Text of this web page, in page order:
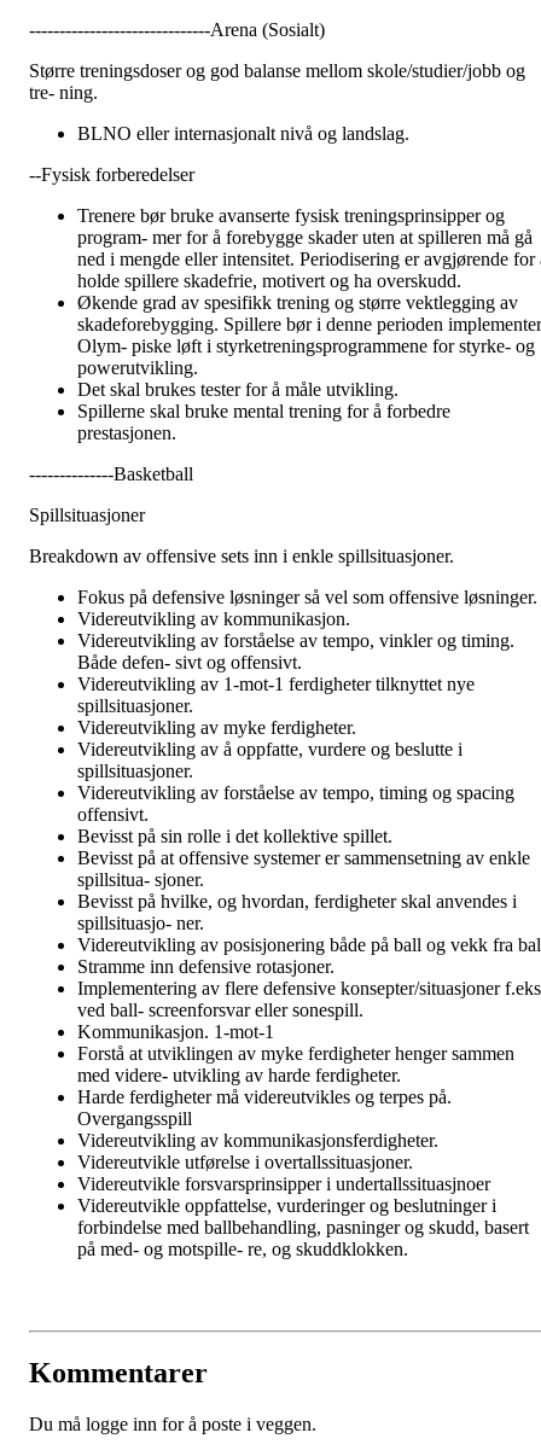
------------------------------Arena (Sosialt)
Større treningsdoser og god balanse mellom skole/studier/jobb og
tre- ning.
BLNO eller internasjonalt nivå og landslag.
--Fysisk forberedelser
Trenere bør bruke avanserte fysisk treningsprinsipper og
program- mer for å forebygge skader uten at spilleren må gå
ned i mengde eller intensitet. Periodisering er avgjørende for
holde spillere skadefrie, motivert og ha overskudd.
Økende grad av spesifikk trening og større vektlegging av
skadeforebygging. Spillere bør i denne perioden
Olym- piske løft i styrketreningsprogrammene for styrke- og
powerutvikling.
Det skal brukes tester for å måle utvikling.
Spillerne skal bruke mental trening for å forbedre
prestasjonen.
--------------Basketball
Spillsituasjoner
Breakdown av offensive sets inn i enkle spillsituasjoner.
Fokus på defensive løsninger så vel som offensive løsninger.
Videreutvikling av kommunikasjon.
Videreutvikling av forståelse av tempo, vinkler og timing.
Både defen- sivt og offensivt.
Videreutvikling av 1-mot-1 ferdigheter tilknyttet nye
spillsituasjoner.
Videreutvikling av myke ferdigheter.
Videreutvikling av å oppfatte, vurdere og beslutte i
spillsituasjoner.
Videreutvikling av forståelse av tempo, timing og spacing
offensivt.
Bevisst på sin rolle i det kollektive spillet.
Bevisst på at offensive systemer er sammensetning av enkle
spillsitua- sjoner.
Bevisst på hvilke, og hvordan, ferdigheter skal anvendes i
spillsituasjo- ner.
Videreutvikling av posisjonering både på ball og vekk fra
Stramme inn defensive rotasjoner.
Implementering av flere defensive konsepter/situasjoner
ved ball- screenforsvar eller sonespill.
Kommunikasjon. 1-mot-1
Forstå at utviklingen av myke ferdigheter henger sammen
med videre- utvikling av harde ferdigheter.
Harde ferdigheter må videreutvikles og terpes på.
Overgangsspill
Videreutvikling av kommunikasjonsferdigheter.
Videreutvikle utførelse i overtallssituasjoner.
Videreutvikle forsvarsprinsipper i undertallssituasjnoer
Videreutvikle oppfattelse, vurderinger og beslutninger i
forbindelse med ballbehandling, pasninger og skudd, basert
på med- og motspille- re, og skuddklokken.
Kommentarer
Du må logge inn for å poste i veggen.